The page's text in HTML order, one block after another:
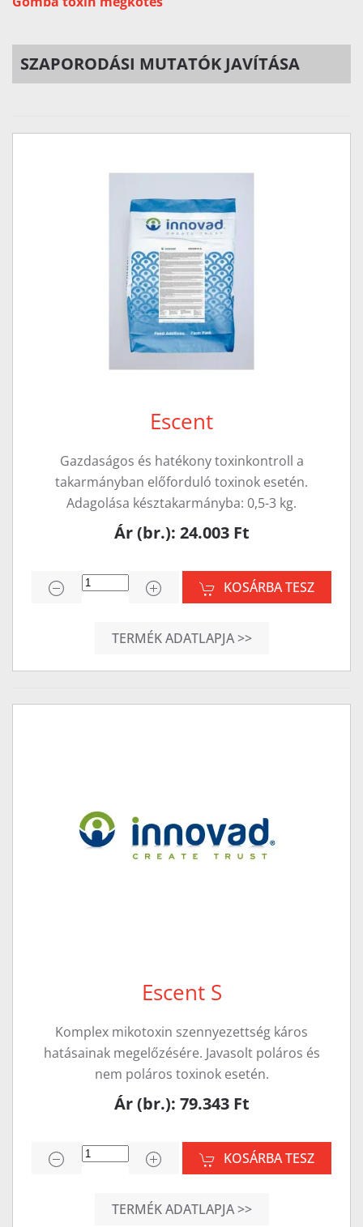
SZAPORODÁSI MUTATÓK JAVÍTÁSA
Escent
Gazdaságos és hatékony toxinkontroll a
takarmányban előforduló toxinok esetén.
Adagolása késztakarmányba: 0,5-3 kg.
Ár (br.): 24.003 Ft
KOSÁRBA TESZ
TERMÉK ADATLAPJA >>
Escent S
Komplex mikotoxin szennyezettség káros
hatásainak megelőzésére. Javasolt poláros és
nem poláros toxinok esetén.
Ár (br.): 79.343 Ft
KOSÁRBA TESZ
TERMÉK ADATLAPJA >>